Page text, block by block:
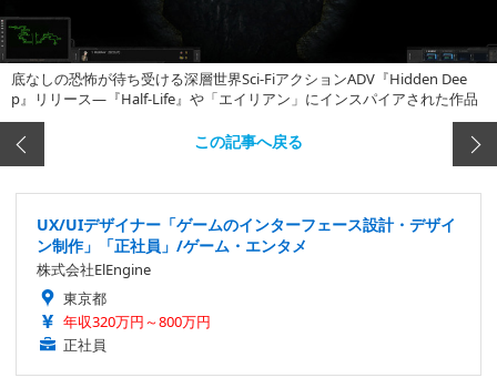
底なしの恐怖が待ち受ける深層世界Sci-FiアクションADV『Hidden Dee
p』リリース―『Half-Life』や「エイリアン」にインスパイアされた作品
この記事へ戻る
UX/UIデザイナー「ゲームのインターフェース設計・デザイ
ン制作」「正社員」/ゲーム・エンタメ
株式会社ElEngine
東京都
年収320万円～800万円
正社員